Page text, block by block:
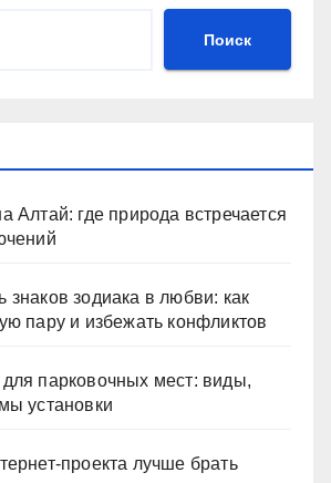
Поиск
Алтай: где природа встречается
знаков зодиака в любви: как
пару и избежать конфликтов
парковочных мест: виды,
установки
проекта лучше брать